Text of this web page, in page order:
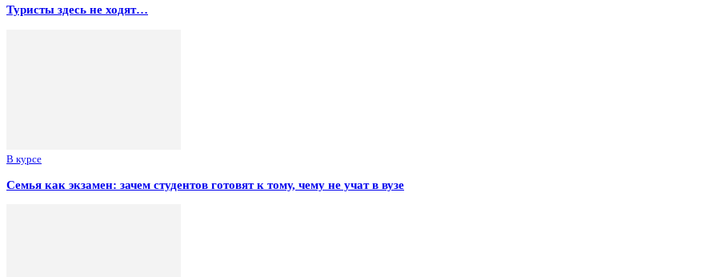
Туристы здесь не ходят…
В курсе
Семья как экзамен: зачем студентов готовят к тому, чему не учат в вузе